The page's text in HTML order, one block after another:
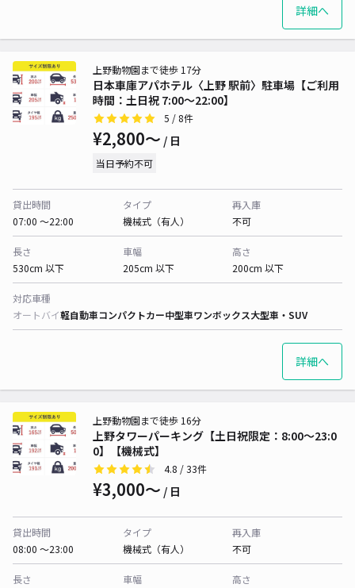
詳細へ
日本車庫アパホテル〈上野 駅前〉駐車場【ご利用
時間：土日祝 7:00～22:00】
上野動物園まで徒歩 17分
5 / 8件
¥2,800〜 / 日
当日予約不可
貸出時間
07:00 〜22:00
タイプ
機械式（有人）
再入庫
不可
長さ
530cm 以下
車幅
205cm 以下
高さ
200cm 以下
対応車種
オートバイ軽自動車コンパクトカー中型車ワンボックス大型車・SUV
詳細へ
上野タワーパーキング【土日祝限定：8:00～23:0
0】【機械式】
上野動物園まで徒歩 16分
4.8 / 33件
¥3,000〜 / 日
貸出時間
08:00 〜23:00
タイプ
機械式（有人）
再入庫
不可
長さ
車幅
高さ